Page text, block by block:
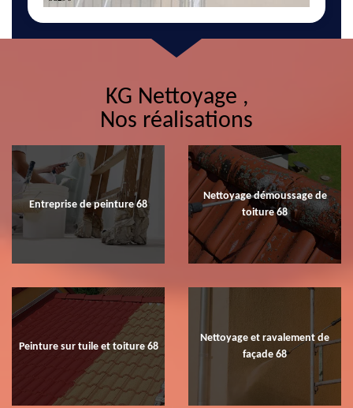
KG Nettoyage ,
Nos réalisations
Entreprise de peinture 68
Nettoyage démoussage de
toiture 68
Peinture sur tuile et toiture 68
Nettoyage et ravalement de
façade 68